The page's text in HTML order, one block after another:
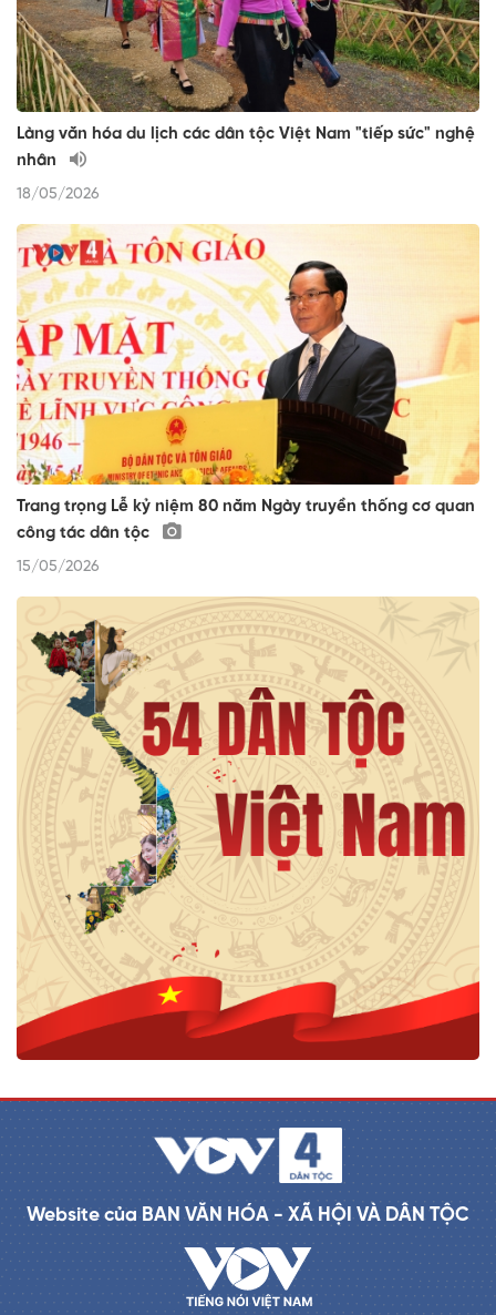
Làng văn hóa du lịch các dân tộc Việt Nam "tiếp sức" nghệ
nhân
18/05/2026
Trang trọng Lễ kỷ niệm 80 năm Ngày truyền thống cơ quan
công tác dân tộc
15/05/2026
Website của BAN VĂN HÓA - XÃ HỘI VÀ DÂN TỘC